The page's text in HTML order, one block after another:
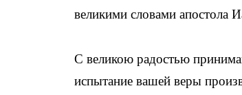
великими словами апостола
С великою радостью
испытание вашей веры